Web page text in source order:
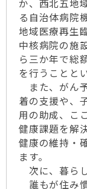
か、西北五地
る自治体病院
地域医療再生
中核病院の施
ら三か年で総
を行うことと
また、がん
着の支援や、
用の助成、こ
健康課題を解
健康の維持・
ます。
次に、暮ら
誰もが住み